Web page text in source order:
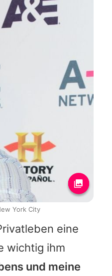
eine
wichtig ihm
und meine
York City